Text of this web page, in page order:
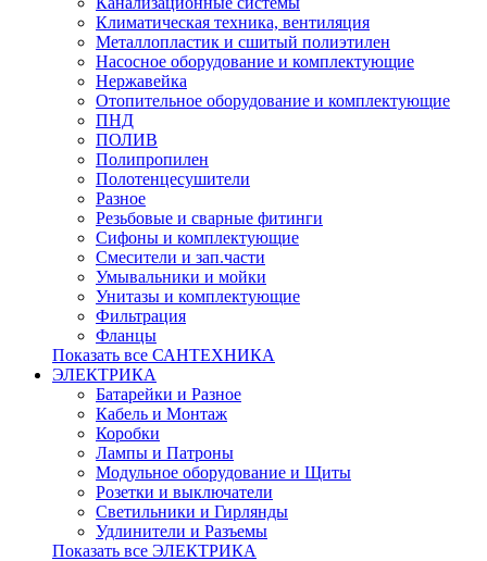
Климатическая техника, вентиляция
Металлопластик и сшитый полиэтилен
Насосное оборудование и комплектующие
Нержавейка
Отопительное оборудование и комплектующие
ПНД
ПОЛИВ
Полипропилен
Полотенцесушители
Разное
Резьбовые и сварные фитинги
Сифоны и комплектующие
Смесители и зап.части
Умывальники и мойки
Унитазы и комплектующие
Фильтрация
Фланцы
Показать все САНТЕХНИКА
ЭЛЕКТРИКА
Батарейки и Разное
Кабель и Монтаж
Коробки
Лампы и Патроны
Модульное оборудование и Щиты
Розетки и выключатели
Светильники и Гирлянды
Удлинители и Разъемы
Показать все ЭЛЕКТРИКА